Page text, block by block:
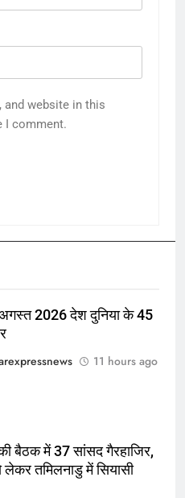
and website in this
I comment.
अगस्त 2026 देश दुनिया के 45
11 hours ago
बैठक में 37 सांसद गैरहाजिर,
लेकर तमिलनाडु में सियासी